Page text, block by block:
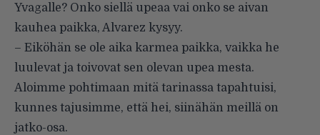
Yvagalle? Onko siellä upeaa vai onko se aivan
kauhea paikka, Alvarez kysyy.
– Eiköhän se ole aika karmea paikka, vaikka he
luulevat ja toivovat sen olevan upea mesta.
Aloimme pohtimaan mitä tarinassa tapahtuisi,
kunnes tajusimme, että hei, siinähän meillä on
jatko-osa.